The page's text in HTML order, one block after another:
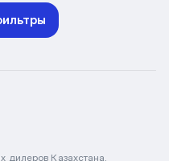
дилеров Казахстана.